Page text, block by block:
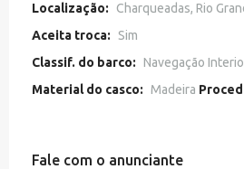
Localização:
Charqueadas, Rio
Aceita troca:
Sim
Classif. do barco: Navegação
Material do casco: Madeira
Fale com o anunciante